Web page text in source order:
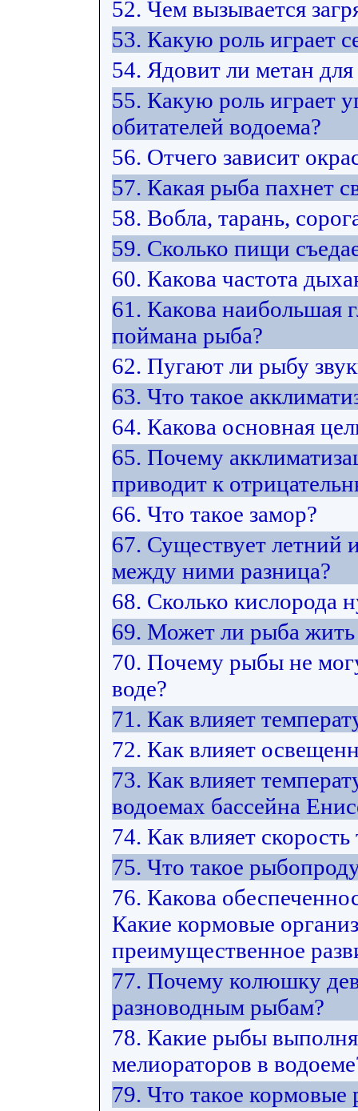
52. Чем вызывается
53. Какую роль играет
54. Ядовит ли метан
55. Какую роль играет
обитателей водоема?
56. Отчего зависит
57. Какая рыба пахнет
58. Вобла, тарань,
59. Сколько пищи
60. Какова частота
61. Какова наибольшая
поймана рыба?
62. Пугают ли рыбу
63. Что такое
64. Какова основная
65. Почему
приводит к
66. Что такое замор?
67. Существует летний
между ними разница?
68. Сколько кислорода
69. Может ли рыба жить
70. Почему рыбы не
воде?
71. Как влияет
72. Как влияет
73. Как влияет
водоемах бассейна
74. Как влияет
75. Что такое
76. Какова
Какие кормовые
преимущественное
77. Почему колюшку
разноводным рыбам?
78. Какие рыбы
мелиораторов в
79. Что такое кормовые